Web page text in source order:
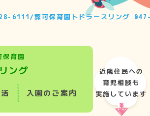
6111 /認可保育園トドラースリング
育園
ング
入園のご案内
近隣住民への
育児相談も
実施しています